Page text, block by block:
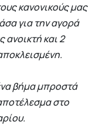
κανονικούς μας
για την αγορά
ανοικτή και 2
βήμα μπροστά
στο